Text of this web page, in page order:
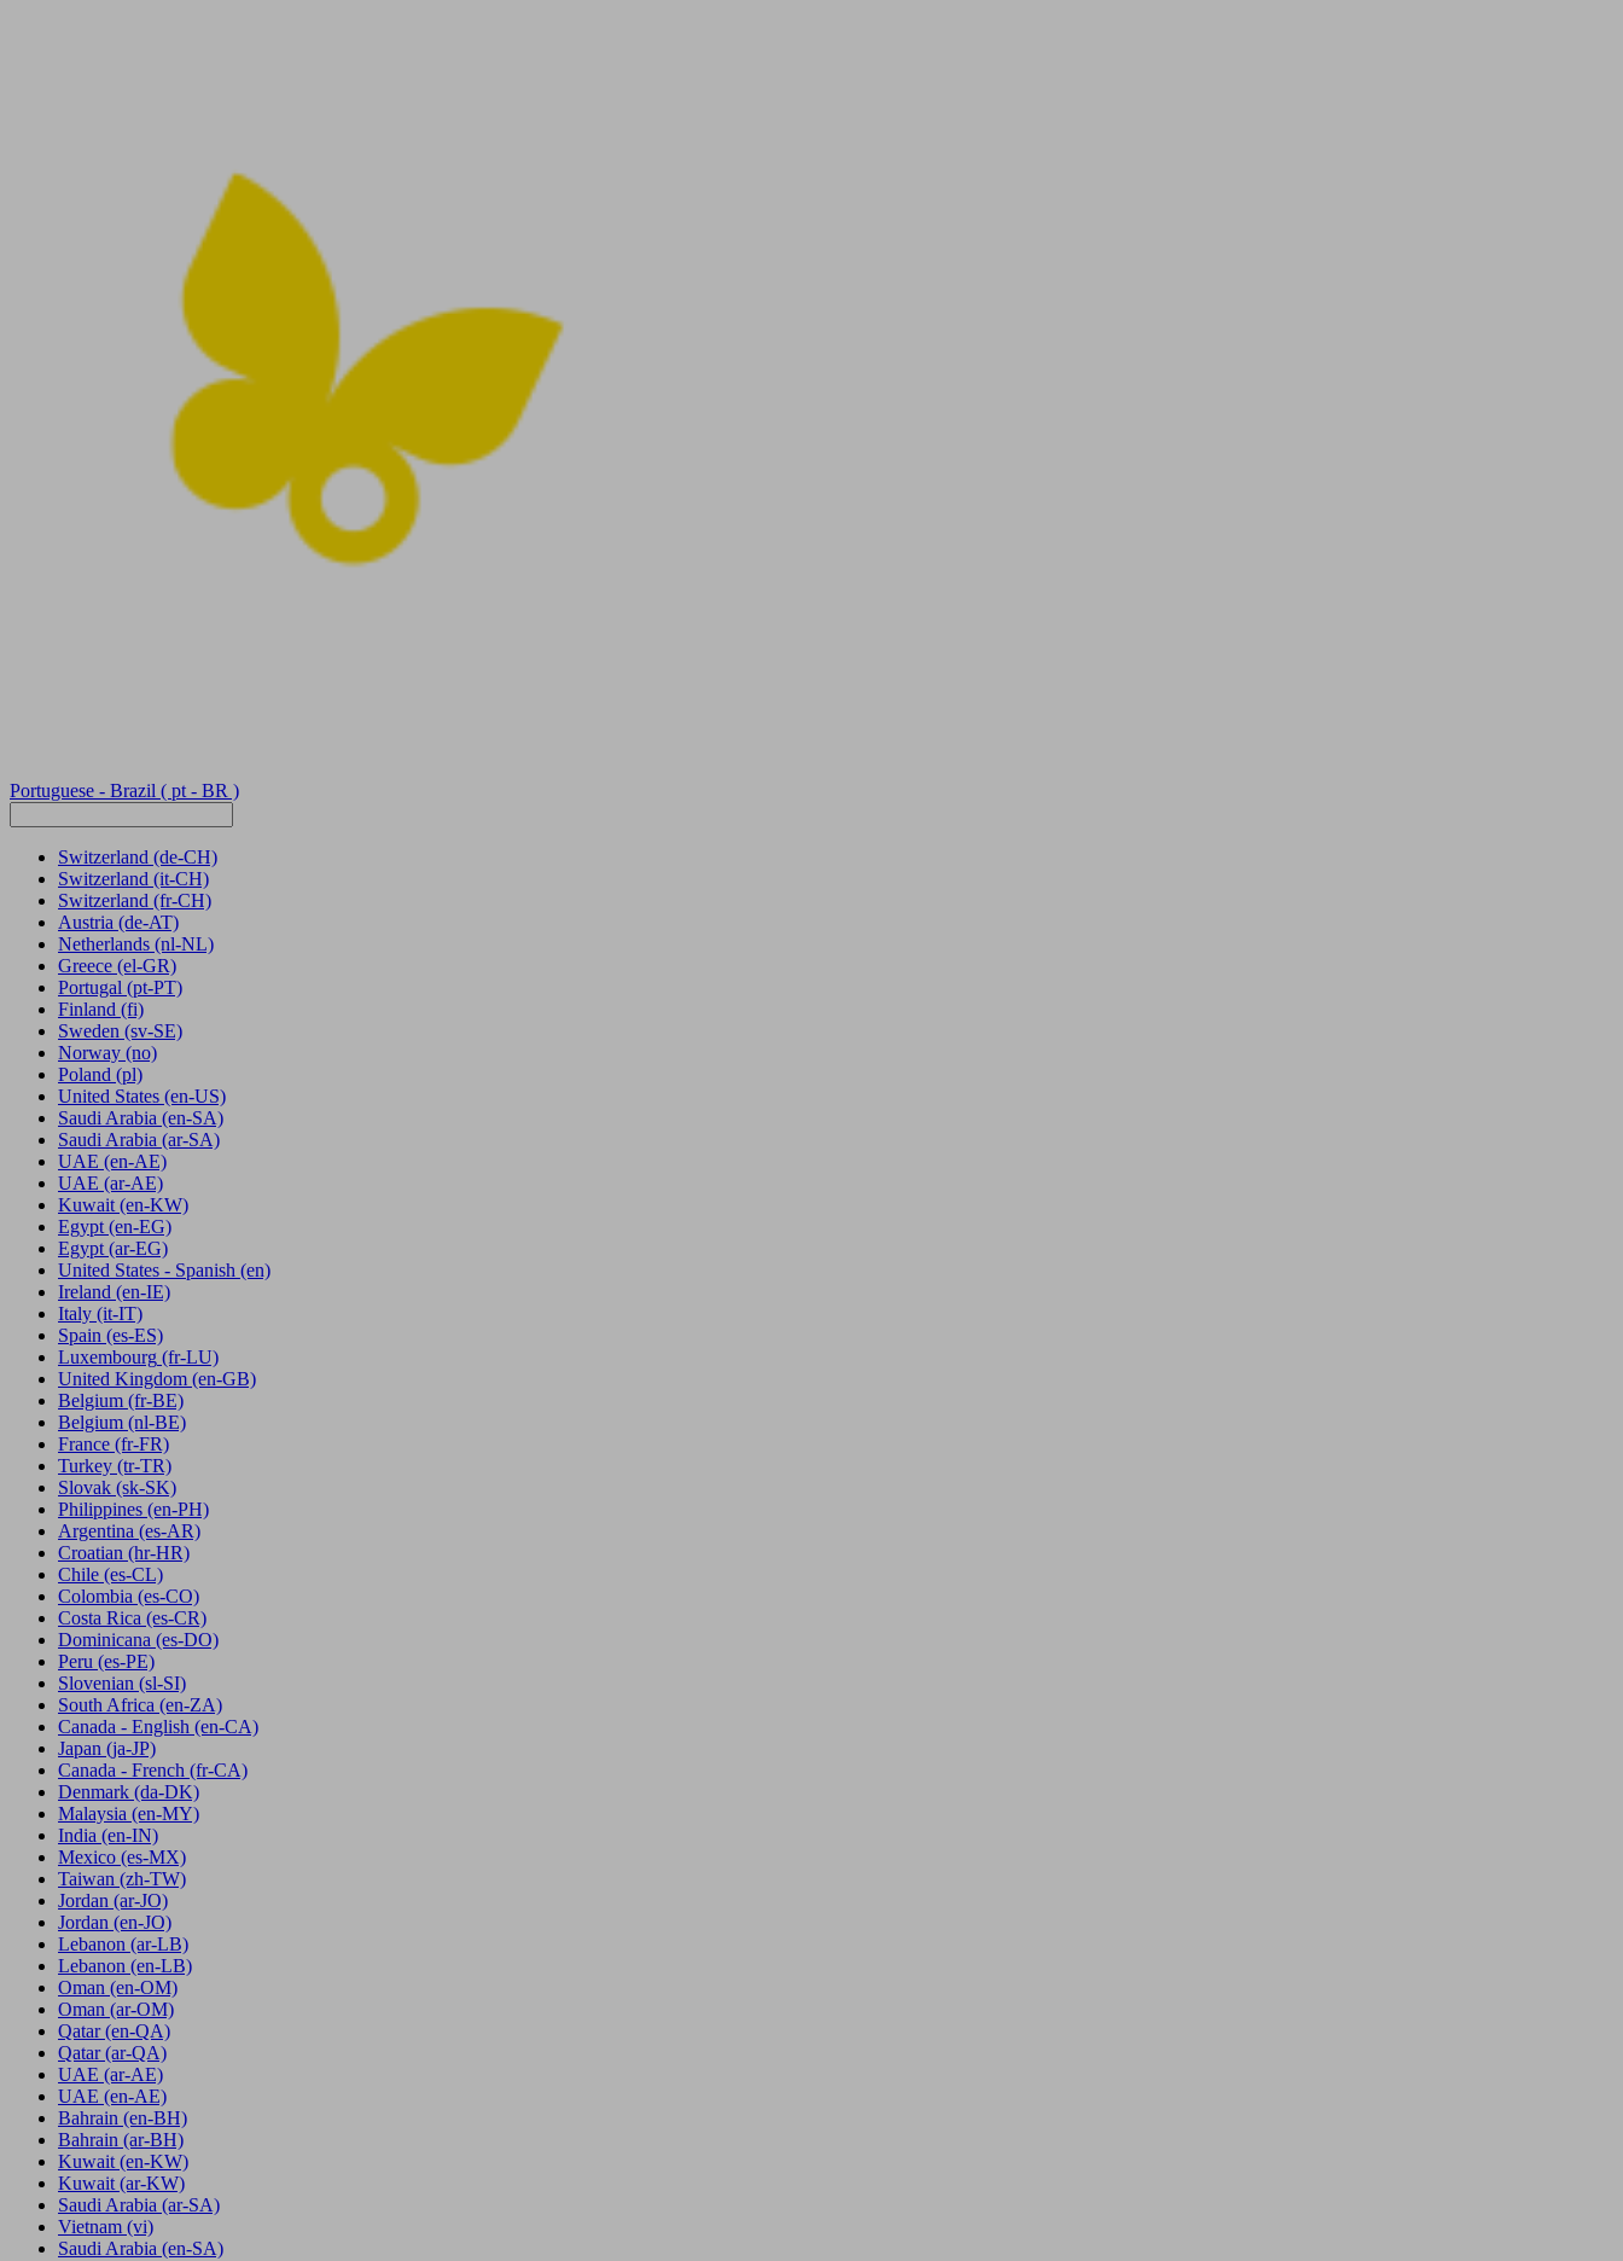
Portuguese - Brazil ( pt - BR )
Switzerland (de-CH)
Switzerland (it-CH)
Switzerland (fr-CH)
Austria (de-AT)
Netherlands (nl-NL)
Greece (el-GR)
Portugal (pt-PT)
Finland (fi)
Sweden (sv-SE)
Norway (no)
Poland (pl)
United States (en-US)
Saudi Arabia (en-SA)
Saudi Arabia (ar-SA)
UAE (en-AE)
UAE (ar-AE)
Kuwait (en-KW)
Egypt (en-EG)
Egypt(ar-EG)
United States - Spanish (en)
Ireland (en-IE)
Italy (it-IT)
Spain (es-ES)
Luxembourg (fr-LU)
United Kingdom (en-GB)
Belgium (fr-BE)
Belgium (nl-BE)
France (fr-FR)
Turkey (tr-TR)
Slovak (sk-SK)
Philippines (en-PH)
Argentina (es-AR)
Croatian (hr-HR)
Chile (es-CL)
Colombia (es-CO)
Costa Rica (es-CR)
Dominicana (es-DO)
Peru (es-PE)
Slovenian (sl-SI)
South Africa (en-ZA)
Canada - English (en-CA)
Japan (ja-JP)
Canada - French (fr-CA)
Denmark (da-DK)
Malaysia (en-MY)
India (en-IN)
Mexico (es-MX)
Taiwan (zh-TW)
Jordan (ar-JO)
Jordan (en-JO)
Lebanon (ar-LB)
Lebanon (en-LB)
Oman (en-OM)
Oman (ar-OM)
Qatar (en-QA)
Qatar (ar-QA)
UAE (ar-AE)
UAE (en-AE)
Bahrain (en-BH)
Bahrain (ar-BH)
Kuwait (en-KW)
Kuwait (ar-KW)
Saudi Arabia (ar-SA)
Vietnam (vi)
Saudi Arabia (en-SA)